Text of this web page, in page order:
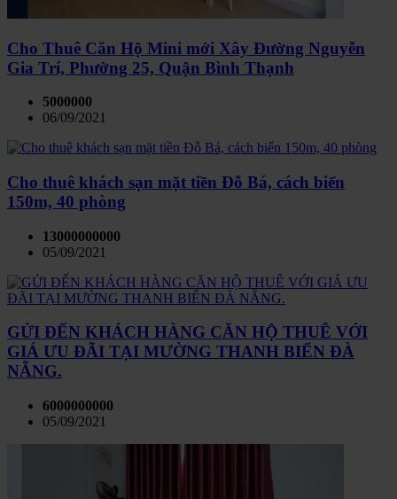
Cho Thuê Căn Hộ Mini mới Xây Đường Nguyễn
Gia Trí, Phường 25, Quận Bình Thạnh
5000000
06/09/2021
Cho thuê khách sạn mặt tiền Đỗ Bá, cách biển
150m, 40 phòng
13000000000
05/09/2021
GỬI ĐẾN KHÁCH HÀNG CĂN HỘ THUÊ VỚI
GIÁ ƯU ĐÃI TẠI MƯỜNG THANH BIỂN ĐÀ
NẴNG.
6000000000
05/09/2021